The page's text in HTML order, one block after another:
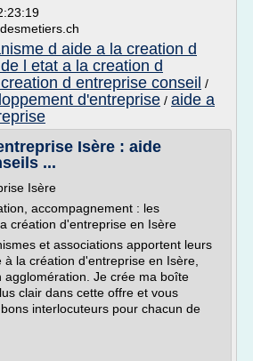
d aide a la creation d
l etat a la creation d
d entreprise conseil /
d'entreprise / aide a
Isère : aide
...
Isère
accompagnement : les
création d'entreprise en Isère
et associations apportent leurs
la création d'entreprise en Isère,
agglomération. Je crée ma boîte
clair dans cette offre et vous
interlocuteurs pour chacun de